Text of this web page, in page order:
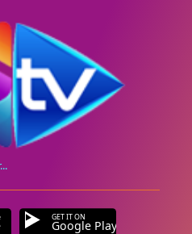
GET IT ON
Google Play